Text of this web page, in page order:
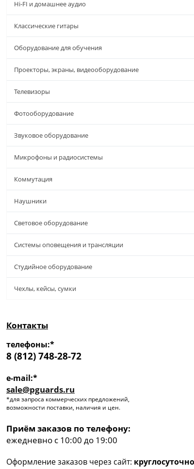
Hi-FI и домашнее аудио
Классические гитары
Оборудование для обучения
Проекторы, экраны, видеооборудование
Телевизоры
Фотооборудование
Звуковое оборудование
Микрофоны и радиосистемы
Коммутация
Наушники
Световое оборудование
Системы оповещения и трансляции
Студийное оборудование
Чехлы, кейсы, сумки
Контакты
телефоны:*
8 (812) 748-28-72
e-mail:*
sale@pguards.ru
*для запроса коммерческих предложений,
возможности поставки, наличия и цен.
Приём заказов по телефону:
ежедневно с 10:00 до 19:00
Оформление заказов через сайт: круглосуточно